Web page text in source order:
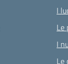
I
Le
I
Le